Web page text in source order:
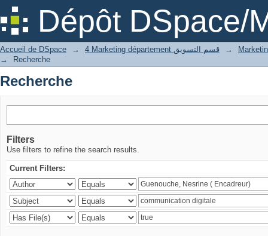
Dépôt DSpace/
Recherche
Accueil de DSpace → 4 Marketing département قسم التسويق
→
→
Recherche
Recherche
Filters
Use filters to refine the search results.
Current Filters: